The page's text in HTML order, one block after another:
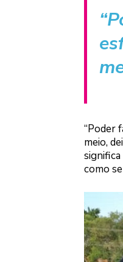
“Poder
meio,
como